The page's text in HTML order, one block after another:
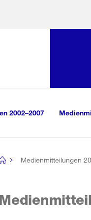
2002–2007
Medienmitteilungen